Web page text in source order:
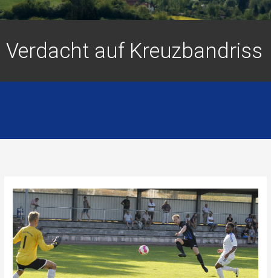
Verdacht auf Kreuzbandriss